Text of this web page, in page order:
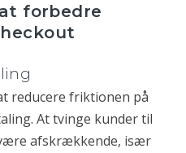
forbedre
reducere friktionen på
At tvinge kunder til
afskrækkende, især